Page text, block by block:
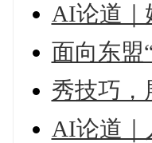
AI论道｜
面向东盟
秀技巧，
AI论道｜